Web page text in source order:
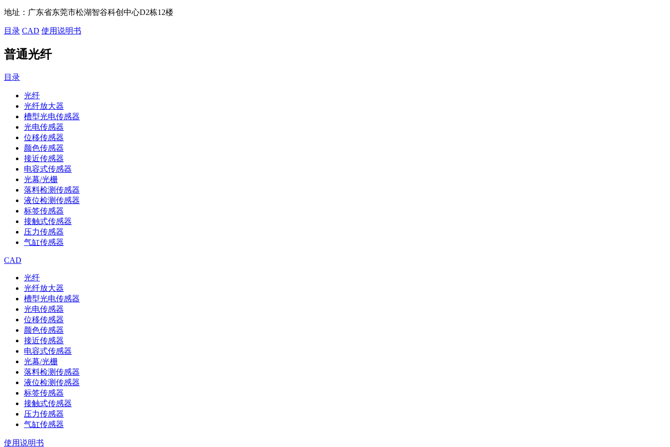
地址： 广东省东莞市松湖智谷科创中心D2栋12楼
目录 CAD 使用说明书
普通光纤
目录
光纤
光纤放大器
槽型光电传感器
光电传感器
位移传感器
颜色传感器
接近传感器
电容式传感器
光幕/光栅
落料检测传感器
液位检测传感器
标签传感器
接触式传感器
压力传感器
气缸传感器
CAD
光纤
光纤放大器
槽型光电传感器
光电传感器
位移传感器
颜色传感器
接近传感器
电容式传感器
光幕/光栅
落料检测传感器
液位检测传感器
标签传感器
接触式传感器
压力传感器
气缸传感器
使用说明书